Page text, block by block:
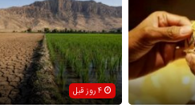
4 روز قبل